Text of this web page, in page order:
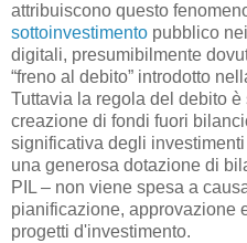
attribuiscono questo
sottoinvestimento pubblico
digitali, presumibilmente
“freno al debito” introdotto
Tuttavia la regola del debito
creazione di fondi fuori
significativa degli
una generosa dotazione di
PIL – non viene spesa a
pianificazione, approvazione
progetti d'investimento.